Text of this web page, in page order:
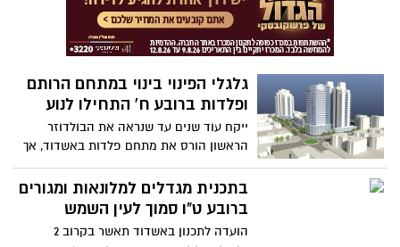
ומודרנית בלב רובע א' הוותיק.
גלגלי הפינוי בינוי במתחם הרותם
ופלדות ברובע ח' התחילו לנוע
ייקח עוד שנים עד שנראה את הבולדוזר
הראשון הורס את מתחם פלדות באשדוד, אך
השנה נורתה יריית הפתיחה לפרויקט שיביא
להתחדשות כל האיזור והריסת מבני פלדות
הידועים לשמצה. יו"ר ועדת בניין ערים, שמעון
כצנלסון: "זה הדבר הנכון לטובת תושבי
המקום והם יקבלו מענה ראוי למאה ה 21"
בתכנית מגדלים למלונאות ומגורים
ברובע ט"ו סמוך לעין השמש
הועדה לתכנון באשדוד תאשר בקרוב 2